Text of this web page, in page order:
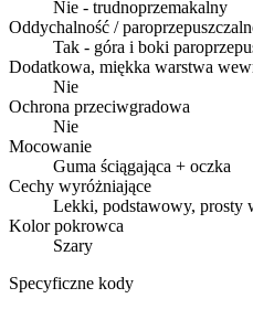
Nie - trudnoprzemakalny
Oddychalność /
Tak - góra i boki
Dodatkowa, miękka warstwa
Nie
Ochrona przeciwgradowa
Nie
Mocowanie
Guma ściągająca + oczka
Cechy wyróżniające
Lekki, podstawowy, prosty
Kolor pokrowca
Szary
Specyficzne kody